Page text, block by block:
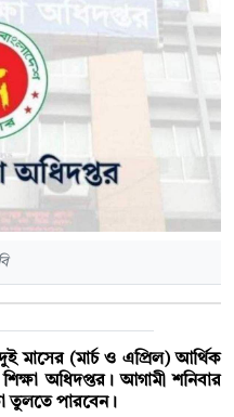
দুই মাসের (মার্চ ও এপ্রিল) আর্থিক
অধিদপ্তর। আগামী শনিবার
তুলতে পারবেন।